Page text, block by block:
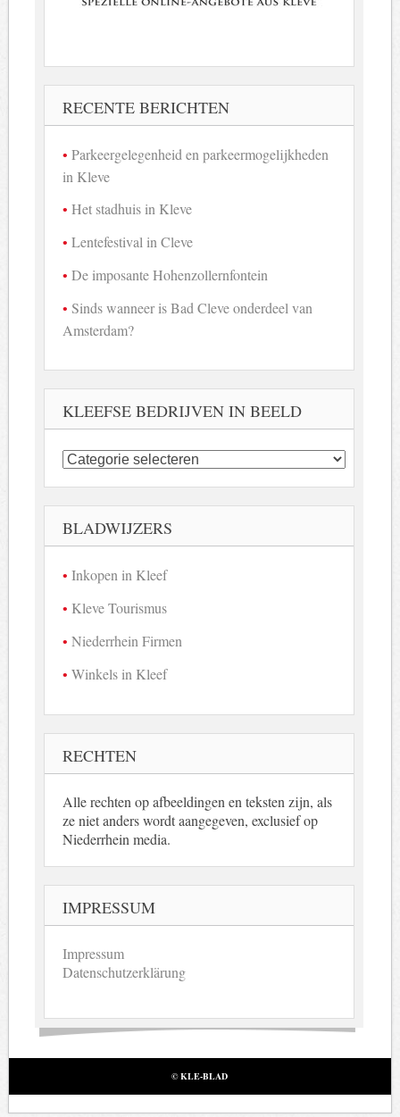
RECENTE BERICHTEN
Parkeergelegenheid en parkeermogelijkheden
in Kleve
Het stadhuis in Kleve
Lentefestival in Cleve
De imposante Hohenzollernfontein
Sinds wanneer is Bad Cleve onderdeel van
Amsterdam?
KLEEFSE BEDRIJVEN IN BEELD
Kleefse
bedrijven
in
beeld
BLADWIJZERS
Inkopen in Kleef
Kleve Tourismus
Niederrhein Firmen
Winkels in Kleef
RECHTEN
Alle rechten op afbeeldingen en teksten zijn, als
ze niet anders wordt aangegeven, exclusief op
Niederrhein media.
IMPRESSUM
Impressum
Datenschutzerklärung
© KLE-BLAD